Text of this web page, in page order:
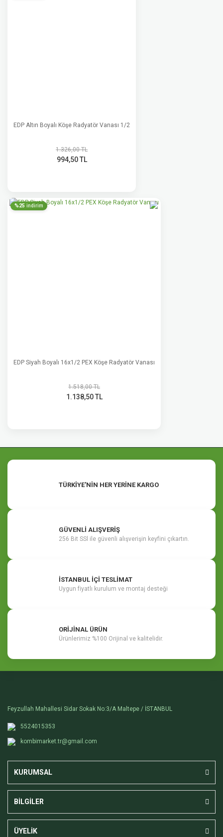
EDP Altın Boyalı Köşe Radyatör Vanası 1/2
1.326,00 TL
994,50 TL
%25 indirim
EDP Siyah Boyalı 16x1/2 PEX Köşe Radyatör Vanası
1.518,00 TL
1.138,50 TL
TÜRKİYE'NİN HER YERİNE KARGO
GÜVENLİ ALIŞVERİŞ
256 Bit SSl ile güvenli alışverişin keyfini çıkartın.
İSTANBUL İÇİ TESLİMAT
Uygun fiyatlı kurulum ve montaj desteği
ORİJİNAL ÜRÜN
Ürünlerimiz %100 Orijinal ve kalitelidir.
Feyzullah Mahallesi Sidar Sokak No:3/A Maltepe / İSTANBUL
5524015353
kombimarket.tr@gmail.com
KURUMSAL
BİLGİLER
ÜYELİK